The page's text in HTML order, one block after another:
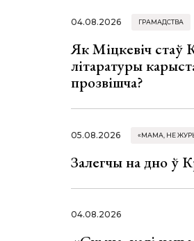
04.08.2026 ГРАМАДСТВА
Як Міцкевіч стаў
літаратуры
прозвішча?
05.08.2026 «МАМА, НЕ
Залегчы на дно ў
04.08.2026